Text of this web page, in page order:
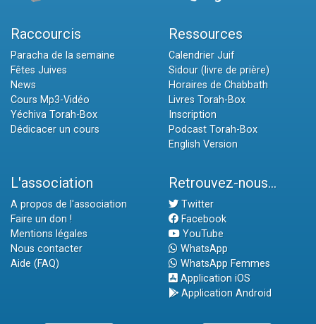
Raccourcis
Paracha de la semaine
Fêtes Juives
News
Cours Mp3-Vidéo
Yéchiva Torah-Box
Dédicacer un cours
Ressources
Calendrier Juif
Sidour (livre de prière)
Horaires de Chabbath
Livres Torah-Box
Inscription
Podcast Torah-Box
English Version
L'association
A propos de l'association
Faire un don !
Mentions légales
Nous contacter
Aide (FAQ)
Retrouvez-nous...
Twitter
Facebook
YouTube
WhatsApp
WhatsApp Femmes
Application iOS
Application Android